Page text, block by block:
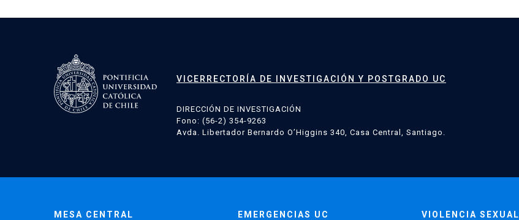
VICERRECTORÍA DE INVESTIGACIÓN Y POSTGRADO UC
DIRECCIÓN DE INVESTIGACIÓN
Fono: (56-2) 354-9263
Avda. Libertador Bernardo O’Higgins 340, Casa Central, Santiago.
MESA CENTRAL EMERGENCIAS UC VIOLENCIA SEXUAL